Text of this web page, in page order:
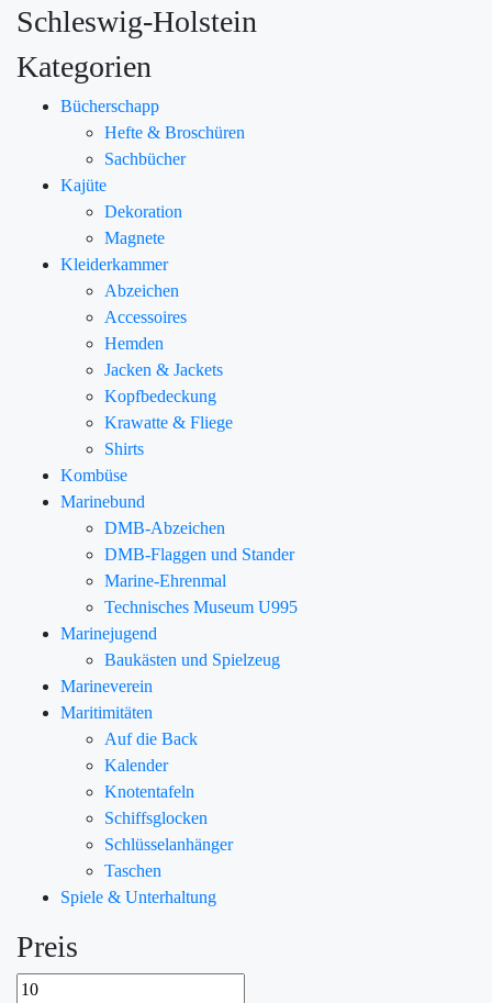
Schleswig-Holstein
Kategorien
Bücherschapp
Hefte & Broschüren
Sachbücher
Kajüte
Dekoration
Magnete
Kleiderkammer
Abzeichen
Accessoires
Hemden
Jacken & Jackets
Kopfbedeckung
Krawatte & Fliege
Shirts
Kombüse
Marinebund
DMB-Abzeichen
DMB-Flaggen und Stander
Marine-Ehrenmal
Technisches Museum U995
Marinejugend
Baukästen und Spielzeug
Marineverein
Maritimitäten
Auf die Back
Kalender
Knotentafeln
Schiffsglocken
Schlüsselanhänger
Taschen
Spiele & Unterhaltung
Preis